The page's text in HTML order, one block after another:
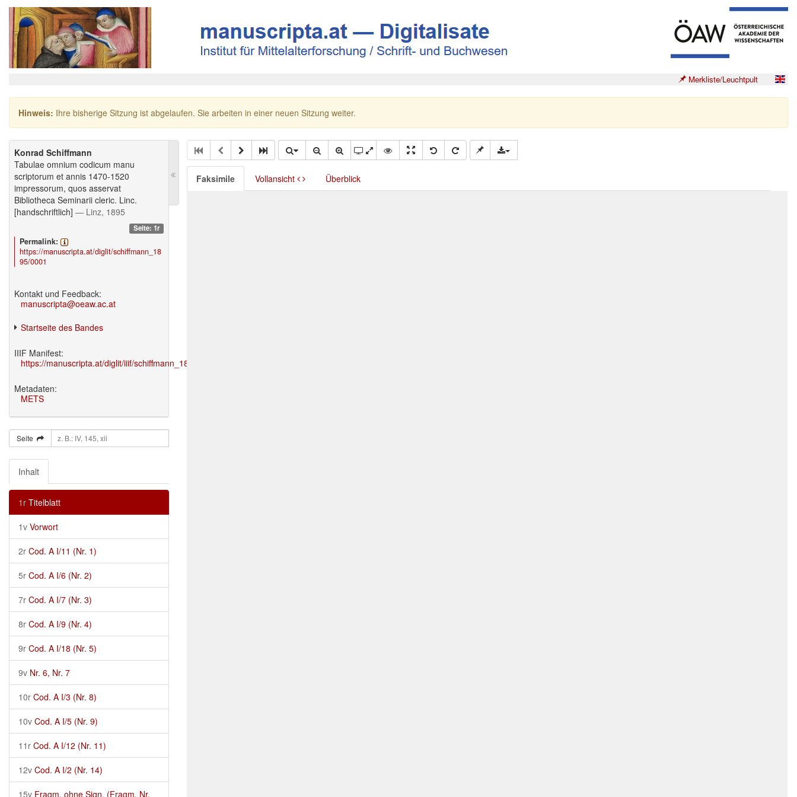
Merkliste/Leuchtpult
Hinweis: Ihre bisherige Sitzung ist abgelaufen. Sie arbeiten in einer neuen Sitzung weiter.
Konrad Schiffmann
Tabulae omnium codicum manu
scriptorum et annis 1470-1520
impressorum, quos asservat
Bibliotheca Seminarii cleric. Linc.
[handschriftlich] — Linz, 1895
Seite: 1r
Permalink:
https://manuscripta.at/diglit/schiffmann_18
95/0001
Kontakt und Feedback:
manuscripta@oeaw.ac.at
Startseite des Bandes
IIIF Manifest:
https://manuscripta.at/diglit/iiif/schiffmann_1895/manifest.json
Metadaten:
METS
Seite
Inhalt
1r Titelblatt
1v Vorwort
2r Cod. A I/11 (Nr. 1)
5r Cod. A I/6 (Nr. 2)
7r Cod. A I/7 (Nr. 3)
8r Cod. A I/9 (Nr. 4)
9r Cod. A I/18 (Nr. 5)
9v Nr. 6, Nr. 7
10r Cod. A I/3 (Nr. 8)
10v Cod. A I/5 (Nr. 9)
11r Cod. A I/12 (Nr. 11)
12v Cod. A I/2 (Nr. 14)
15v Fragm. ohne Sign. (Fragm. Nr.
Faksimile Vollansicht Überblick